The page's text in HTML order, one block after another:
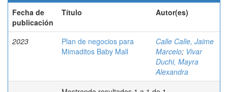
Fecha de
publicación
Título Autor(es)
2023
Plan de negocios para
Mimaditos Baby Mall
Calle Calle, Jaime
Marcelo; Vivar
Duchi, Mayra
Alexandra